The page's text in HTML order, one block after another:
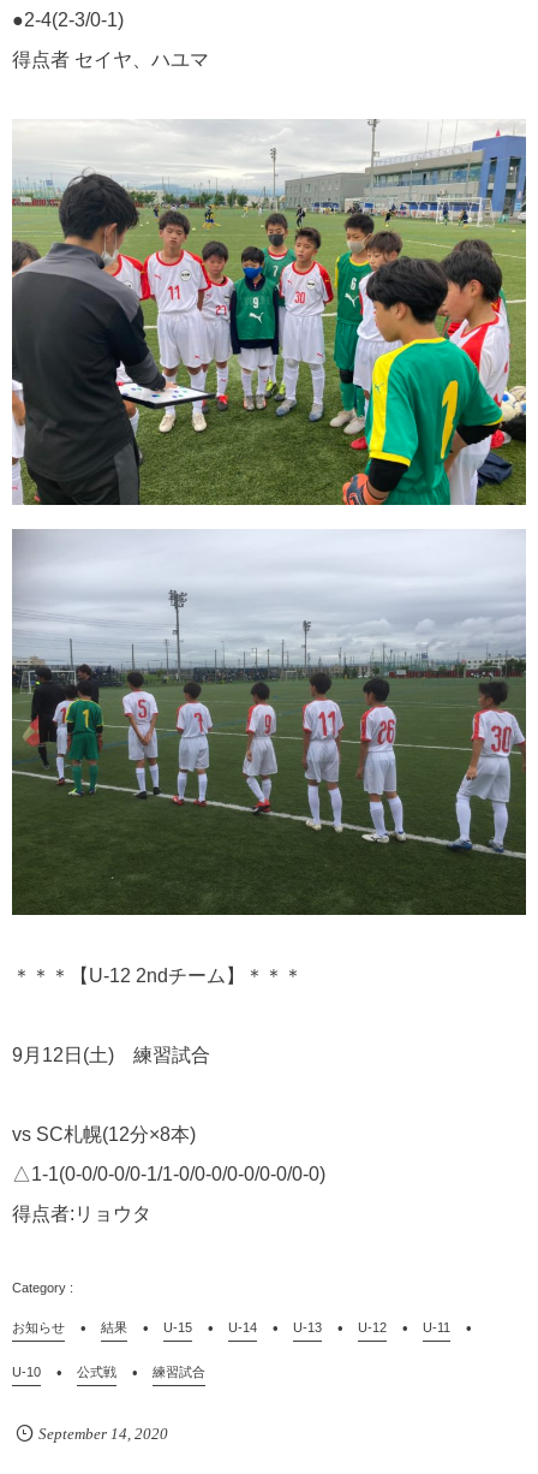
●2-4(2-3/0-1)
得点者 セイヤ、ハユマ
＊＊＊【U-12 2ndチーム】＊＊＊
9月12日(土) 練習試合
vs SC札幌(12分×8本)
△1-1(0-0/0-0/0-1/1-0/0-0/0-0/0-0/0-0)
得点者:リョウタ
お知らせ 結果 U-15 U-14 U-13 U-12 U-11
U-10 公式戦 練習試合
September 14, 2020